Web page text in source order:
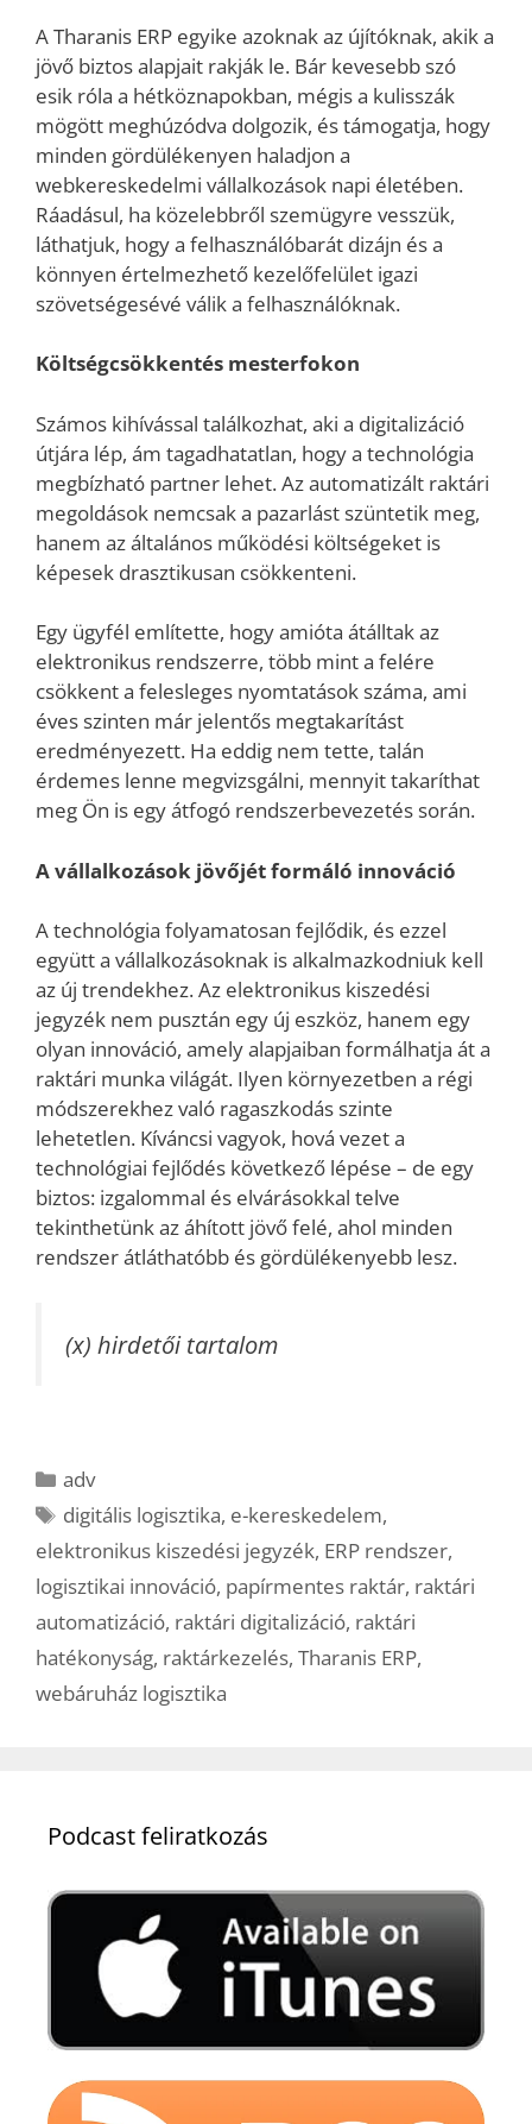
A Tharanis ERP egyike azoknak az újítóknak, akik a
jövő biztos alapjait rakják le. Bár kevesebb szó
esik róla a hétköznapokban, mégis a kulisszák
mögött meghúzódva dolgozik, és támogatja, hogy
minden gördülékenyen haladjon a
webkereskedelmi vállalkozások napi életében.
Ráadásul, ha közelebbről szemügyre vesszük,
láthatjuk, hogy a felhasználóbarát dizájn és a
könnyen értelmezhető kezelőfelület igazi
szövetségesévé válik a felhasználóknak.
Költségcsökkentés mesterfokon
Számos kihívással találkozhat, aki a digitalizáció
útjára lép, ám tagadhatatlan, hogy a technológia
megbízható partner lehet. Az automatizált raktári
megoldások nemcsak a pazarlást szüntetik meg,
hanem az általános működési költségeket is
képesek drasztikusan csökkenteni.
Egy ügyfél említette, hogy amióta átálltak az
elektronikus rendszerre, több mint a felére
csökkent a felesleges nyomtatások száma, ami
éves szinten már jelentős megtakarítást
eredményezett. Ha eddig nem tette, talán
érdemes lenne megvizsgálni, mennyit takaríthat
meg Ön is egy átfogó rendszerbevezetés során.
A vállalkozások jövőjét formáló innováció
A technológia folyamatosan fejlődik, és ezzel
együtt a vállalkozásoknak is alkalmazkodniuk kell
az új trendekhez. Az elektronikus kiszedési
jegyzék nem pusztán egy új eszköz, hanem egy
olyan innováció, amely alapjaiban formálhatja át a
raktári munka világát. Ilyen környezetben a régi
módszerekhez való ragaszkodás szinte
lehetetlen. Kíváncsi vagyok, hová vezet a
technológiai fejlődés következő lépése – de egy
biztos: izgalommal és elvárásokkal telve
tekinthetünk az áhított jövő felé, ahol minden
rendszer átláthatóbb és gördülékenyebb lesz.
(x) hirdetői tartalom
Kategória
adv
Címkék
digitális logisztika, e-kereskedelem,
elektronikus kiszedési jegyzék, ERP rendszer,
logisztikai innováció, papírmentes raktár, raktári
automatizáció, raktári digitalizáció, raktári
hatékonyság, raktárkezelés, Tharanis ERP,
webáruház logisztika
Podcast feliratkozás